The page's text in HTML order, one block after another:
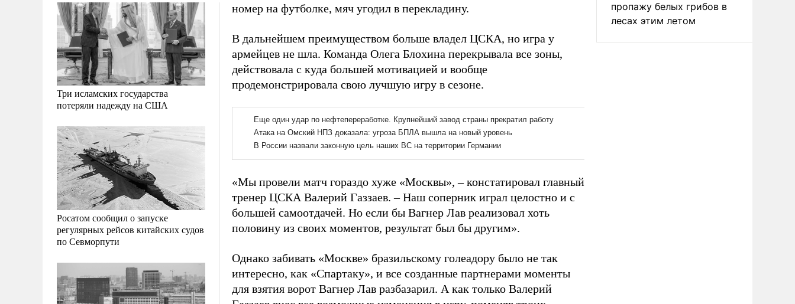
Три исламских государства
потеряли надежду на США
Росатом сообщил о запуске
регулярных рейсов китайских судов
по Севморпути
номер на футболке, мяч угодил в перекладину.
В дальнейшем преимуществом больше владел ЦСКА, но игра у
армейцев не шла. Команда Олега Блохина перекрывала все зоны,
действовала с куда большей мотивацией и вообще
продемонстрировала свою лучшую игру в сезоне.
«Мы провели матч гораздо хуже «Москвы», – констатировал главный
тренер ЦСКА Валерий Газзаев. – Наш соперник играл целостно и с
большей самоотдачей. Но если бы Вагнер Лав реализовал хоть
половину из своих моментов, результат был бы другим».
Однако забивать «Москве» бразильскому голеадору было не так
интересно, как «Спартаку», и все созданные партнерами моменты
для взятия ворот Вагнер Лав разбазарил. А как только Валерий
пропажу белых грибов в
лесах этим летом